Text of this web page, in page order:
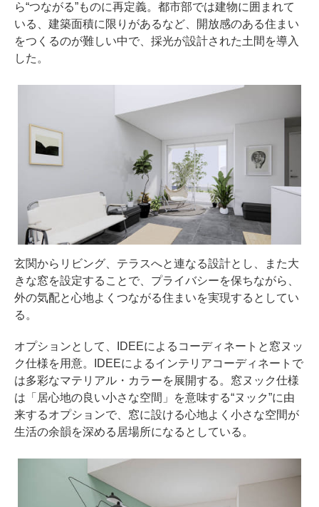
ら“つながる”ものに再定義。都市部では建物に囲まれて
いる、建築面積に限りがあるなど、開放感のある住まい
をつくるのが難しい中で、採光が設計された土間を導入
した。
玄関からリビング、テラスへと連なる設計とし、また大
きな窓を設定することで、プライバシーを保ちながら、
外の気配と心地よくつながる住まいを実現するとしてい
る。
オプションとして、IDEEによるコーディネートと窓ヌッ
ク仕様を用意。IDEEによるインテリアコーディネートで
は多彩なマテリアル・カラーを展開する。窓ヌック仕様
は「居心地の良い小さな空間」を意味する“ヌック”に由
来するオプションで、窓に設ける心地よく小さな空間が
生活の余韻を深める居場所になるとしている。